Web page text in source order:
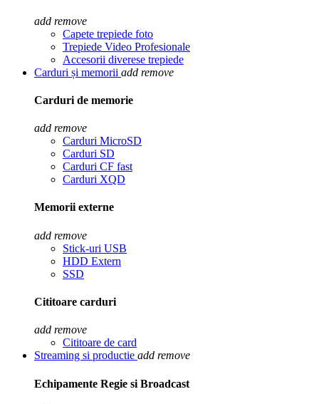
add remove
Capete trepiede foto
Trepiede Video Profesionale
Accesorii diverese trepiede
Carduri și memorii add remove
Carduri de memorie
add remove
Carduri MicroSD
Carduri SD
Carduri CF fast
Carduri XQD
Memorii externe
add remove
Stick-uri USB
HDD Extern
SSD
Cititoare carduri
add remove
Cititoare de card
Streaming si productie add remove
Echipamente Regie si Broadcast